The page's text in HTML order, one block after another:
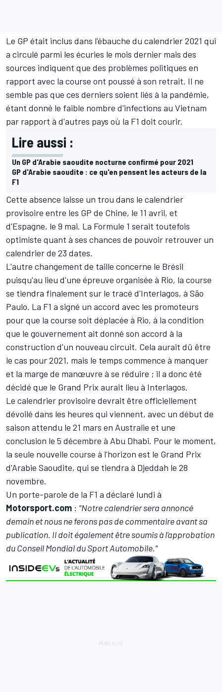
Le GP était inclus dans l'ébauche du calendrier 2021 qui
a circulé parmi les écuries le mois dernier mais des
sources indiquent que des problèmes politiques en
rapport avec la course ont poussé à son retrait. Il ne
semble pas que ces derniers soient liés à la pandémie,
étant donné le faible nombre d'infections au Vietnam
par rapport à d'autres pays où la F1 doit courir.
Lire aussi :
Un GP d'Arabie saoudite nocturne confirmé pour 2021
GP d'Arabie saoudite : ce qu'en pensent les acteurs de la
F1
Cette absence laisse un trou dans le calendrier
provisoire entre les GP de Chine, le 11 avril, et
d'Espagne, le 9 mai. La Formule 1 serait toutefois
optimiste quant à ses chances de pouvoir retrouver un
calendrier de 23 dates.
L'autre changement de taille concerne le Brésil
puisqu'au lieu d'une épreuve organisée à Rio, la course
se tiendra finalement sur le tracé d'Interlagos, à São
Paulo. La F1 a signé un accord avec les promoteurs
pour que la course soit déplacée à Rio, à la condition
que le gouvernement ait donné son accord à la
construction d'un nouveau circuit. Cela aurait dû être
le cas pour 2021, mais le temps commence à manquer
et la marge de manœuvre à se réduire ; il a donc été
décidé que le Grand Prix aurait lieu à Interlagos.
Le calendrier provisoire devrait être officiellement
dévoilé dans les heures qui viennent, avec un début de
saison attendu le 21 mars en Australie et une
conclusion le 5 décembre à Abu Dhabi. Pour le moment,
la seule nouvelle course à l'horizon est le Grand Prix
d'Arabie Saoudite, qui se tiendra à Djeddah le 28
novembre.
Un porte-parole de la F1 a déclaré lundi à
Motorsport.com : "Notre calendrier sera annoncé
demain et nous ne ferons pas de commentaire avant sa
publication. Il doit également être soumis à l'approbation
du Conseil Mondial du Sport Automobile."